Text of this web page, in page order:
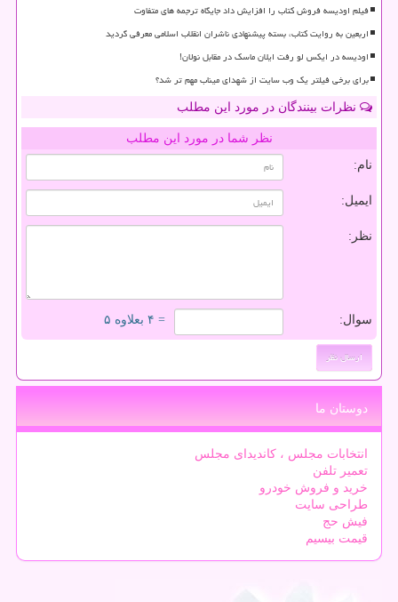
فیلم اودیسه فروش کتاب را افزایش داد جایگاه ترجمه های متفاوت
اربعین به روایت کتاب، بسته پیشنهادی ناشران انقلاب اسلامی معرفی گردید
اودیسه در ایکس لو رفت ایلان ماسک در مقابل نولان!
برای برخی فیلتر یک وب سایت از شهدای میناب مهم تر شد؟
نظرات بینندگان در مورد این مطلب
نظر شما در مورد این مطلب
نام:
ایمیل:
نظر:
سوال: = ۴ بعلاوه ۵
دوستان ما
انتخابات مجلس ، کاندیدای مجلس
تعمیر تلفن
خرید و فروش خودرو
طراحی سایت
فیش حج
قیمت بیسیم